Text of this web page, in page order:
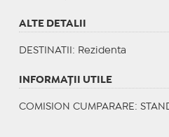
ALTE DETALII
DESTINATII : Rezidenta
INFORMAŢII UTILE
COMISION CUMPARARE: